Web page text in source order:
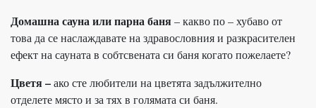
Домашна сауна или парна баня– какво по – хубаво от
това да се наслаждавате на здравословния и разкрасителен
ефект на сауната в собтсвената си баня когато пожелаете?
Цветя –ако сте любители на цветята задължително
отделете място и за тях в голямата си баня.